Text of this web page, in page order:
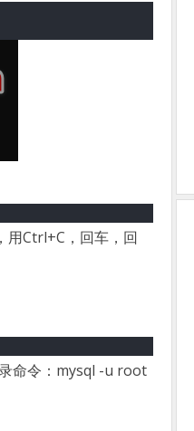
Ctrl+C，回车，回
命令：mysql -u root